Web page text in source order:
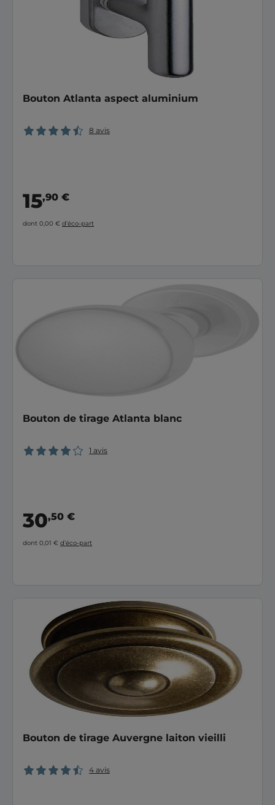
Bouton Atlanta aspect aluminium
8 avis
15,90 €
dont 0,00 € d’éco-part
Bouton de tirage Atlanta blanc
1 avis
30,50 €
dont 0,01 € d’éco-part
Bouton de tirage Auvergne laiton vieilli
4 avis